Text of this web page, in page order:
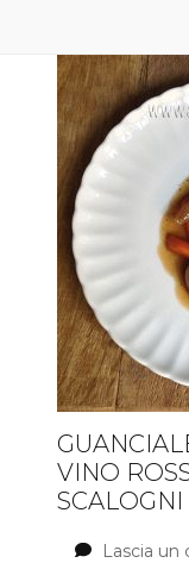
VINO
SCALOGNI
Lascia